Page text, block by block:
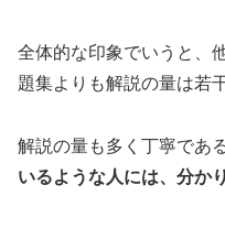
全体的な印象でいうと、
題集よりも解説の量は若
解説の量も多く丁寧であ
いるような人には、分か